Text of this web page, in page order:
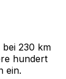
230 km
hundert
ein.